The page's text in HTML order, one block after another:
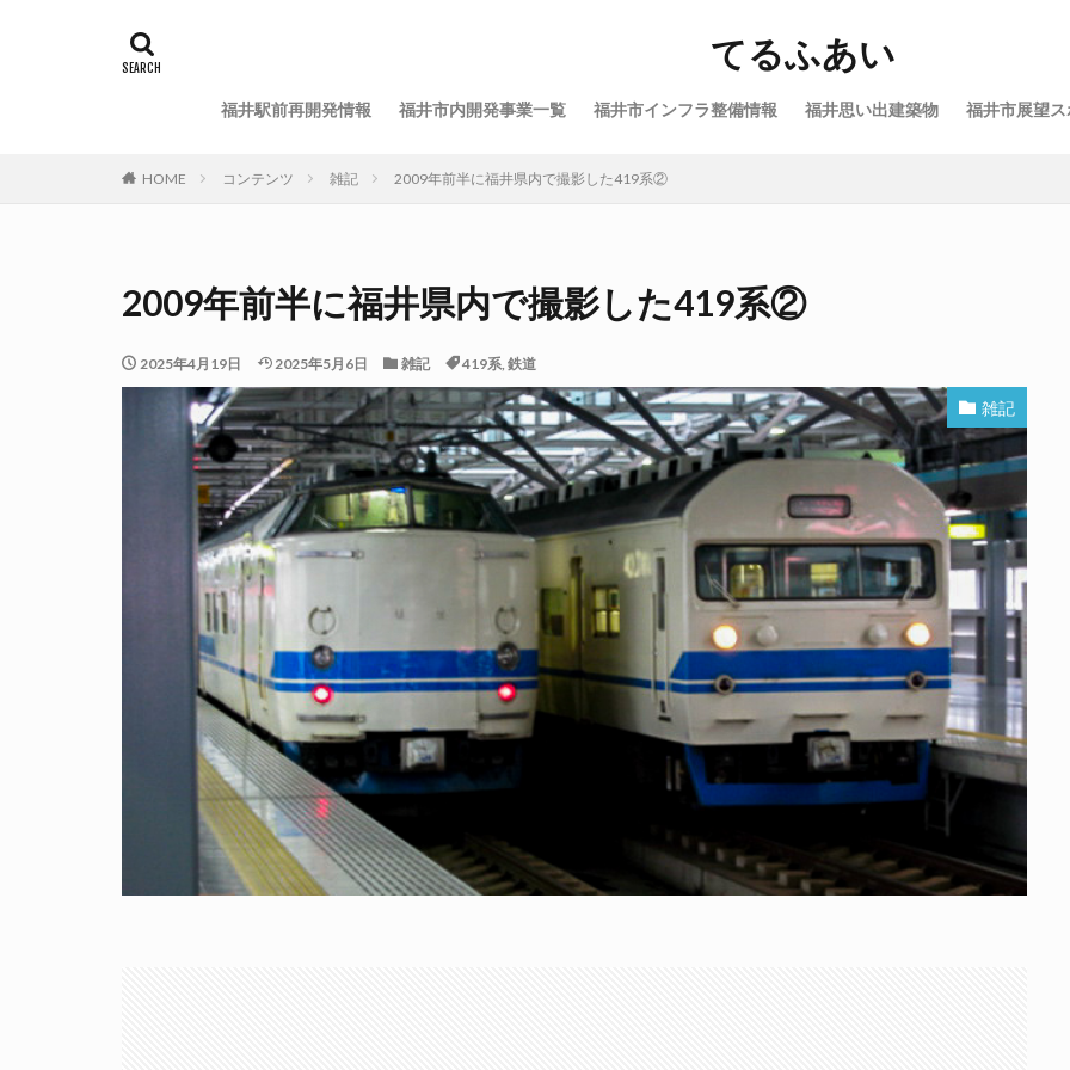
てるふあい
福井駅前再開発情報 福井市内開発事業一覧 福井市インフラ整備情報 福井思い出建築物 福井市展望
HOME コンテンツ 雑記 2009年前半に福井県内で撮影した419系②
2009年前半に福井県内で撮影した419系②
2025年4月19日 2025年5月6日 雑記 419系, 鉄道
雑記